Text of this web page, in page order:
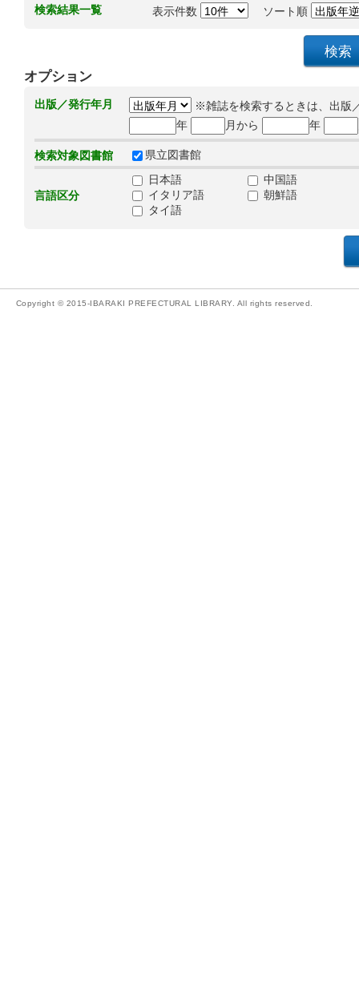
検索結果一覧 表示件数 ソート順
オプション
出版／発行年月
※雑誌を検索するときは、出版
年
月から 年
検索対象図書館 県立図書館
言語区分
日本語
中国語
イタリア語
朝鮮語
タイ語
Copyright © 2015-IBARAKI PREFECTURAL LIBRARY. All rights reserved.